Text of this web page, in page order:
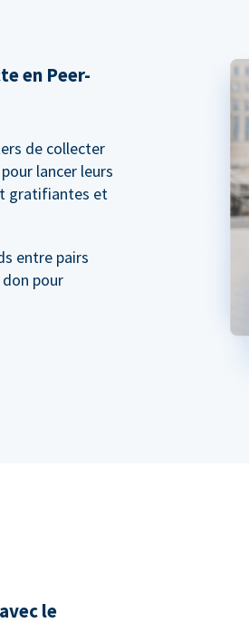
en Peer-
de collecter
lancer leurs
gratifiantes et
entre pairs
pour
le